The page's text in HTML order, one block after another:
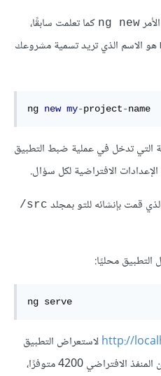
ng new كما تعلمت سابقًا،
هو الاسم الذي تريد تسمية مشروعك
ng new my-project-name
التي تدخل في عملية ضبط التطبيق
الافتراضية لكل سؤال.
قمت بإنشائه للتو بمجلد ‎/src
ng serve
http://لاستعراض التطبيق
الخاص بك في المتصفح، فإذا لم يكن المنفذ الافتراضي 4200 متوفرًا،